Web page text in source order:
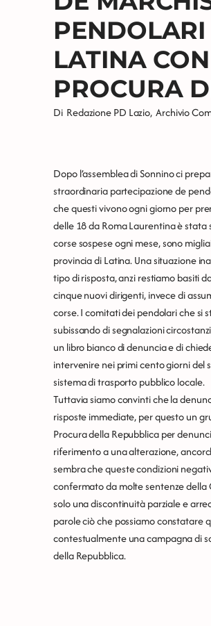
LATINA
PROCURA
Di Redazione PD Lazio, Archivio
Dopo l’assemblea di Sonnino ci
straordinaria partecipazione de
che questi vivono ogni giorno per
delle 18 da Roma Laurentina è stata
corse sospese ogni mese, sono
provincia di Latina. Una situazione
tipo di risposta, anzi restiamo basiti
cinque nuovi dirigenti, invece di
corse. I comitati dei pendolari che si
subissando di segnalazioni
un libro bianco di denuncia e di
intervenire nei primi cento giorni del
sistema di trasporto pubblico locale.
Tuttavia siamo convinti che la
risposte immediate, per questo un
Procura della Repubblica per
riferimento a una alterazione,
sembra che queste condizioni
confermato da molte sentenze della
solo una discontinuità parziale e
parole ciò che possiamo constatare
contestualmente una campagna di
della Repubblica.